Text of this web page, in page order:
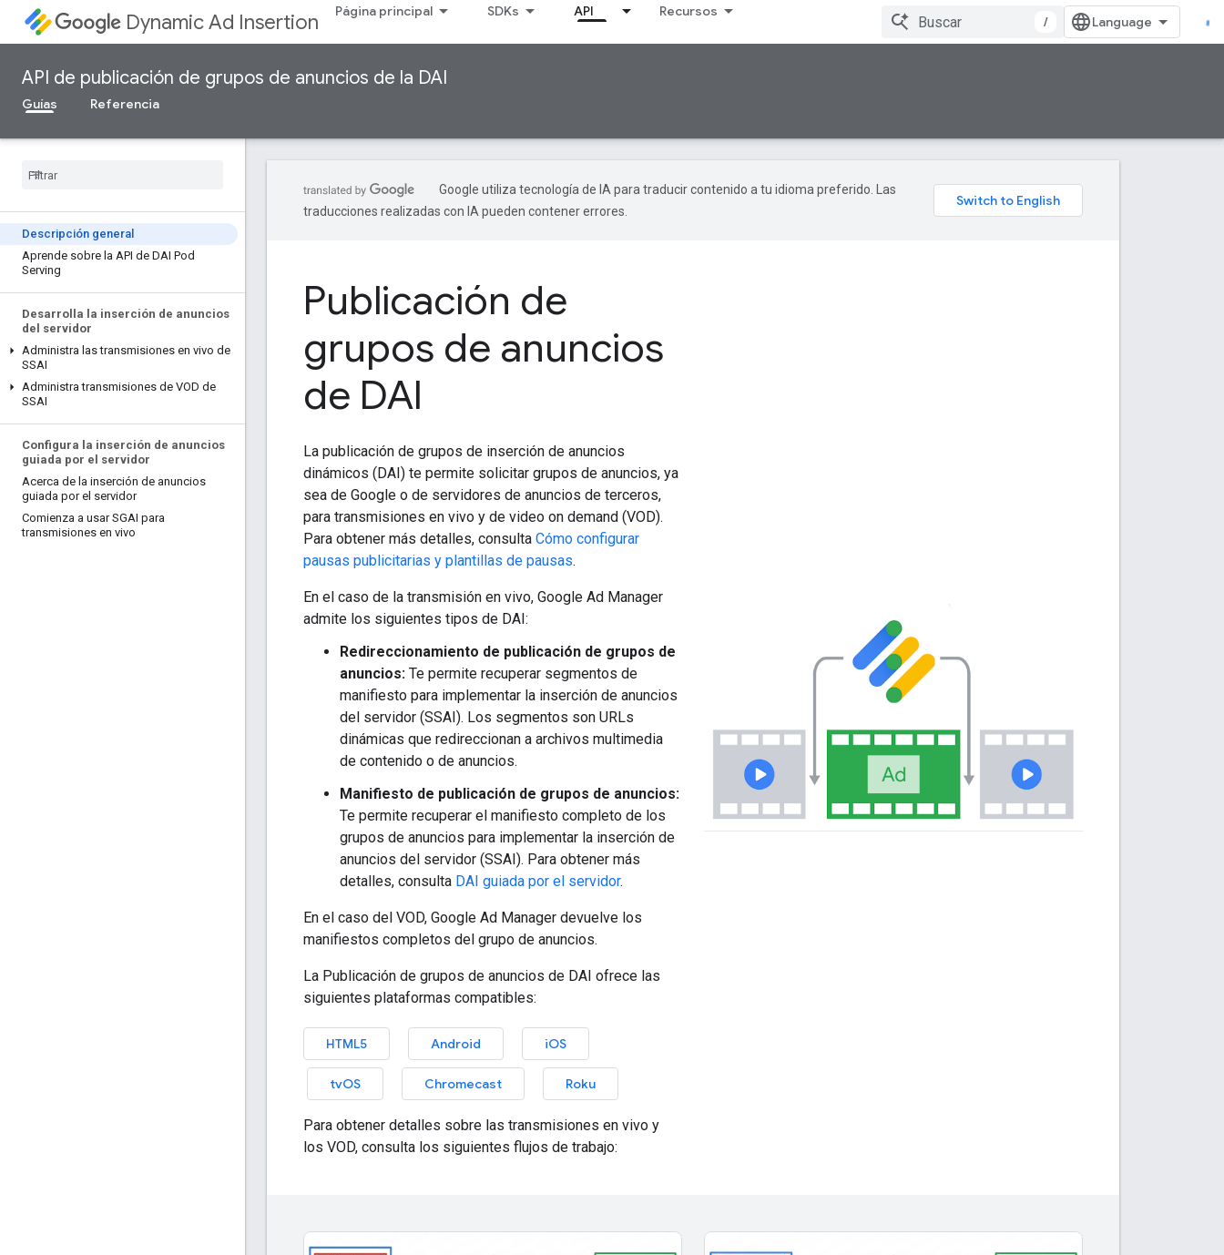
Dynamic Ad Insertion Página principal SDKs API Recursos
/
API de publicación de grupos de anuncios de la DAI
Guías Referencia
Descripción general
Aprende sobre la API de DAI Pod
Serving
Desarrolla la inserción de anuncios
del servidor
Administra las transmisiones en vivo de
SSAI
Administra transmisiones de VOD de
SSAI
Configura la inserción de anuncios
guiada por el servidor
Acerca de la inserción de anuncios
guiada por el servidor
Comienza a usar SGAI para
transmisiones en vivo
Google utiliza tecnología de IA para traducir contenido a tu idioma preferido. Las
traducciones realizadas con IA pueden contener errores.
Publicación de
grupos de anuncios
de DAI
La publicación de grupos de inserción de anuncios
dinámicos (DAI) te permite solicitar grupos de anuncios, ya
sea de Google o de servidores de anuncios de terceros,
para transmisiones en vivo y de video on demand (VOD).
Para obtener más detalles, consulta Cómo configurar
pausas publicitarias y plantillas de pausas.
En el caso de la transmisión en vivo, Google Ad Manager
admite los siguientes tipos de DAI:
Redireccionamiento de publicación de grupos de
anuncios: Te permite recuperar segmentos de
manifiesto para implementar la inserción de anuncios
del servidor (SSAI). Los segmentos son URLs
dinámicas que redireccionan a archivos multimedia
de contenido o de anuncios.
Manifiesto de publicación de grupos de anuncios:
Te permite recuperar el manifiesto completo de los
grupos de anuncios para implementar la inserción de
anuncios del servidor (SSAI). Para obtener más
detalles, consulta DAI guiada por el servidor.
En el caso del VOD, Google Ad Manager devuelve los
manifiestos completos del grupo de anuncios.
La Publicación de grupos de anuncios de DAI ofrece las
siguientes plataformas compatibles:
HTML5 Android iOS
tvOS Chromecast Roku
Para obtener detalles sobre las transmisiones en vivo y
los VOD, consulta los siguientes flujos de trabajo: